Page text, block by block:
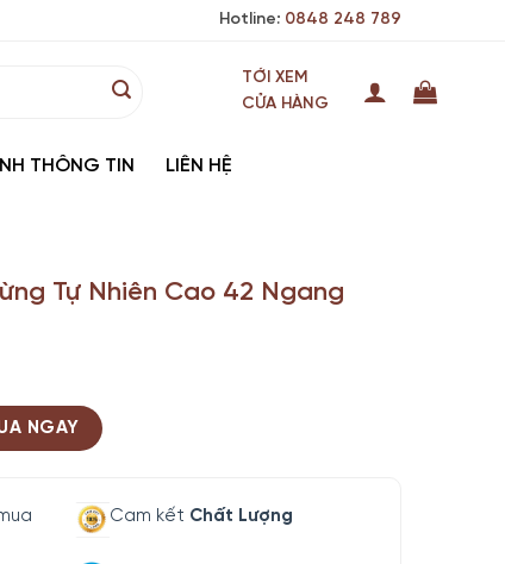
Hotline: 0848 248 789
TỚI XEM
CỬA HÀNG
THÔNG TIN LIÊN HỆ
Tự Nhiên Cao 42 Ngang
NGAY
Cam kết Chất Lượng